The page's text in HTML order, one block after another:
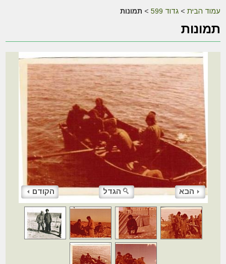
עמוד הבית >גדוד 599 > תמונות
תמונות
הקודם הגדל הבא